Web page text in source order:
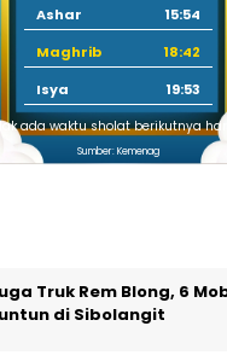
Ashar
15:54
Maghrib
18:42
Isya
19:53
ada waktu sholat berikutnya hari
Sumber: Kemenag
Truk Rem Blong, 6
di Sibolangit